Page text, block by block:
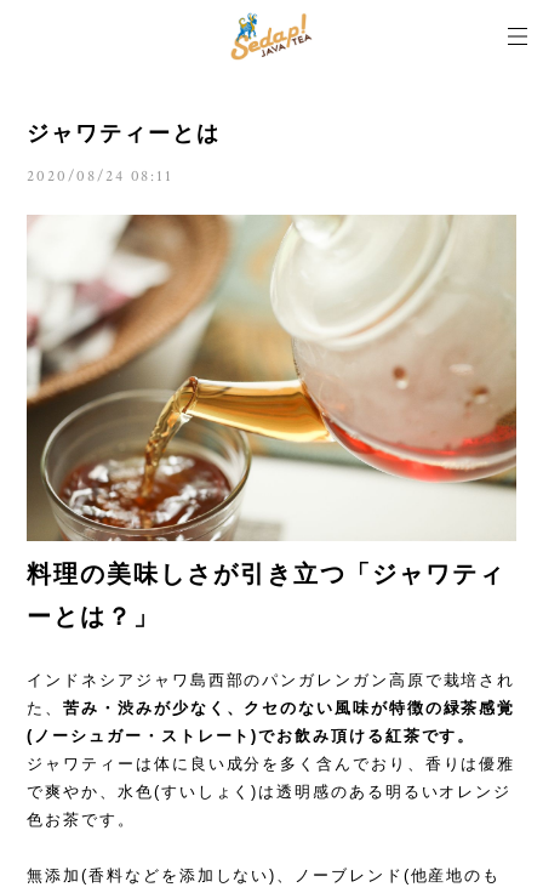
ジャワティーとは
2020/08/24 08:11
料理の美味しさが引き立つ「ジャワティ
ーとは？」
インドネシアジャワ島西部のパンガレンガン高原で栽培され
た、苦み・渋みが少なく、クセのない風味が特徴の緑茶感覚
(ノーシュガー・ストレート)でお飲み頂ける紅茶です。
ジャワティーは体に良い成分を多く含んでおり、香りは優雅
で爽やか、水色(すいしょく)は透明感のある明るいオレンジ
色お茶です。
無添加(香料などを添加しない)、ノーブレンド(他産地のも